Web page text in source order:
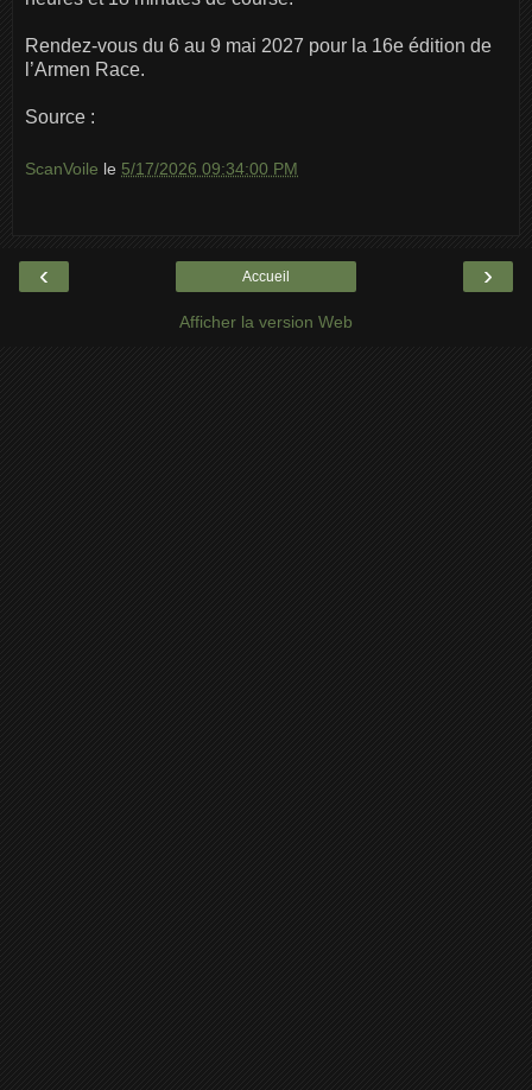
Rendez-vous du 6 au 9 mai 2027 pour la 16e édition de
l’Armen Race.
Source :
ScanVoile le 5/17/2026 09:34:00 PM
‹ ›
Accueil
Afficher la version Web